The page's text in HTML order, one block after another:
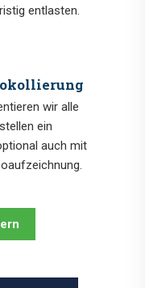
entlasten.
wir alle
ein
auch mit